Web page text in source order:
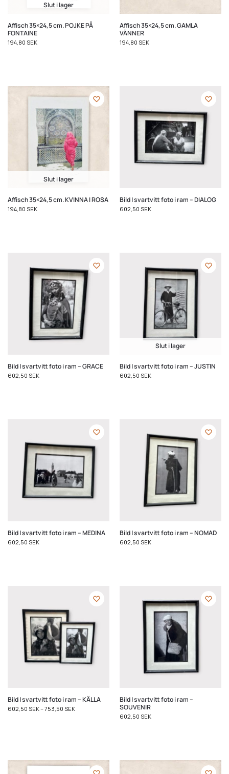
Slut i lager
Affisch 35×24,5 cm. POJKE PÅ
FONTAINE
194,80 SEK
Affisch 35×24,5 cm. GAMLA
VÄNNER
194,80 SEK
Slut i lager
Affisch 35×24,5 cm. KVINNA I ROSA
194,80 SEK
Bild | svartvitt foto i ram – DIALOG
602,50 SEK
Bild | svartvitt foto i ram – GRACE
602,50 SEK
Slut i lager
Bild | svartvitt foto i ram – JUSTIN
602,50 SEK
Bild | svartvitt foto i ram – MEDINA
602,50 SEK
Bild | svartvitt foto i ram – NOMAD
602,50 SEK
Bild | svartvitt foto i ram – KÄLLA
602,50 SEK–753,50 SEK
Bild | svartvitt foto i ram –
SOUVENIR
602,50 SEK